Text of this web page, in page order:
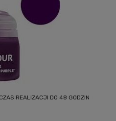
REALIZACJI DO 48 GODZIN